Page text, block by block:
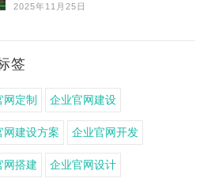
2025年11月25日
签
网定制 企业官网建设
网建设方案 企业官网开发
网搭建 企业官网设计